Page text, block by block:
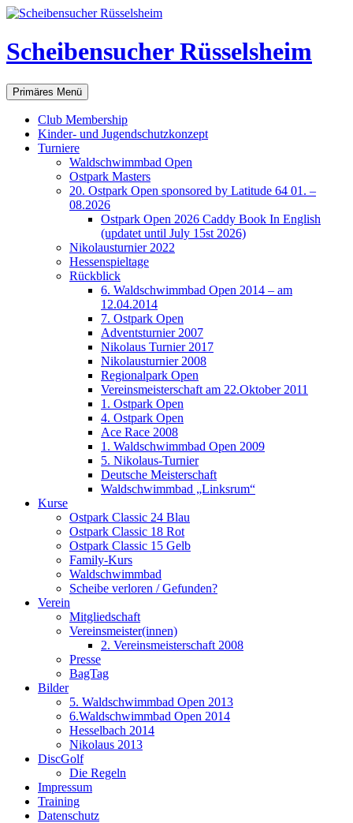
Scheibensucher Rüsselsheim
Suchen
Primäres Menü Zum
Inhalt
springen
Club Membership
Kinder- und Jugendschutzkonzept
Turniere
Waldschwimmbad Open
Ostpark Masters
20. Ostpark Open sponsored by Latitude 64 01. –
08.2026
Ostpark Open 2026 Caddy Book In English
(updatet until July 15st 2026)
Nikolausturnier 2022
Hessenspieltage
Rückblick
6. Waldschwimmbad Open 2014 – am
12.04.2014
7. Ostpark Open
Adventsturnier 2007
Nikolaus Turnier 2017
Nikolausturnier 2008
Regionalpark Open
Vereinsmeisterschaft am 22.Oktober 2011
1. Ostpark Open
4. Ostpark Open
Ace Race 2008
1. Waldschwimmbad Open 2009
5. Nikolaus-Turnier
Deutsche Meisterschaft
Waldschwimmbad „Linksrum“
Kurse
Ostpark Classic 24 Blau
Ostpark Classic 18 Rot
Ostpark Classic 15 Gelb
Family-Kurs
Waldschwimmbad
Scheibe verloren / Gefunden?
Verein
Mitgliedschaft
Vereinsmeister(innen)
2. Vereinsmeisterschaft 2008
Presse
BagTag
Bilder
5. Waldschwimmbad Open 2013
6.Waldschwimmbad Open 2014
Hesselbach 2014
Nikolaus 2013
DiscGolf
Die Regeln
Impressum
Training
Datenschutz